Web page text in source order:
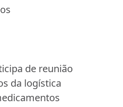
de reunião
da logística